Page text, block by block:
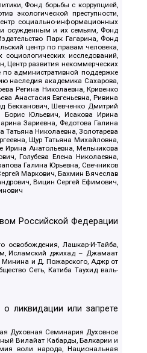
Фонд борьбы с коррупцией,
экологической преступности,
социально-информационных
осужденным и их семьям, Фонд
Парк Гагарина, Фонд
центр по правам человека,
исследований,
развития некоммерческих
по административной поддержке
наследия академика Сахарова,
Регина Николаевна, Кривенко
Анастасия Евгеньевна, Ривина
Бекханович, Шевченко Дмитрий
Борис Юльевич, Исакова Ирина
Зариевна, Федотова Галина
Николаевна, Золотарева
Щур Татьяна Михайловна,
Ирина Анатольевна, Мельникова
Голубева Елена Николаевна,
Галина Юрьевна, Свечников
Маркович, Бахмин Вячеслав
Вицин Сергей Ефимович,
Российской Федерации
освобождения, Лашкар-И-Тайба,
Исламский джихад – Джамаат
Минина и Д. Пожарского, Аджр от
Сеть, Катиба Таухид валь-
ликвидации или запрете
Духовная Семинария Духовное
Вилайат Кабарды, Балкарии и
воли народа, Национальная